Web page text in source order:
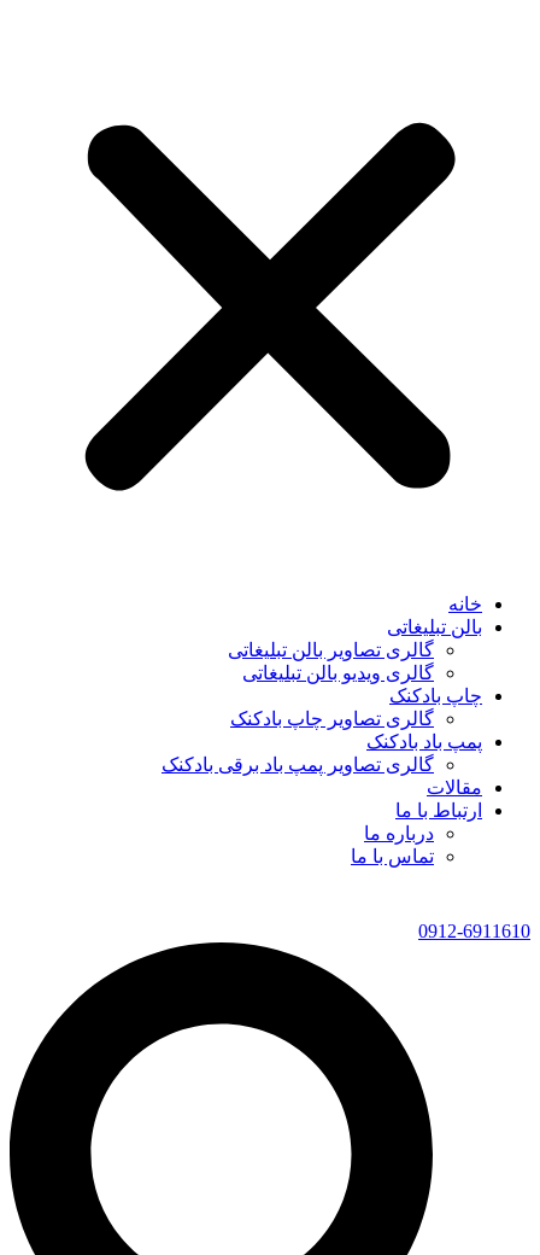
خانه
بالن تبلیغاتی
گالری تصاویر بالن تبلیغاتی
گالری ویدیو بالن تبلیغاتی
چاپ بادکنک
گالری تصاویر چاپ بادکنک
پمپ باد بادکنک
گالری تصاویر پمپ باد برقی بادکنک
مقالات
ارتباط با ما
درباره ما
تماس با ما
0912-6911610